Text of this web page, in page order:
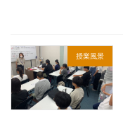
授業風景